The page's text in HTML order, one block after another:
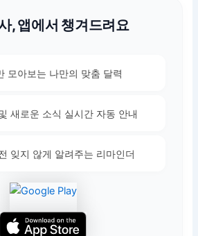
, 앱에서 챙겨드려요
모아보는 나만의 맞춤 달력
새로운 소식 실시간 자동 안내
잊지 않게 알려주는 리마인더